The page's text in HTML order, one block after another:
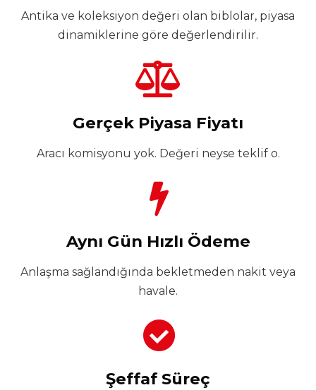
Antika ve koleksiyon değeri olan biblolar, piyasa
dinamiklerine göre değerlendirilir.
Gerçek Piyasa Fiyatı
Aracı komisyonu yok. Değeri neyse teklif o.
Aynı Gün Hızlı Ödeme
Anlaşma sağlandığında bekletmeden nakit veya
havale.
Şeffaf Süreç